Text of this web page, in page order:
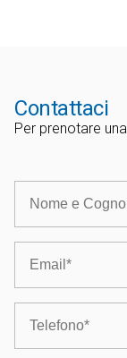
Contattaci
Per prenotare